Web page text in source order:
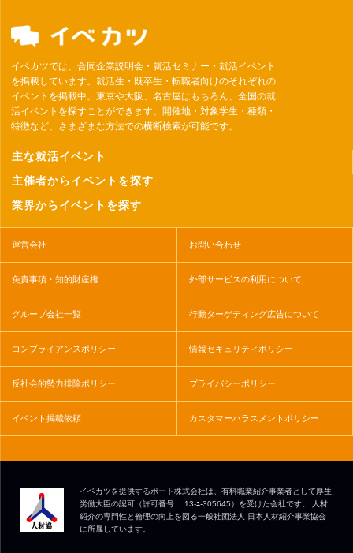
イベカツでは、合同企業説明会・就活セミナー・就活イベント
を掲載しています。就活生・既卒生・転職者向けのそれぞれの
イベントを掲載中。東京や大阪、名古屋はもちろん、全国の就
活イベントを探すことができます。開催地・対象学生・種類・
特徴など、さまざまな方法での横断検索が可能です。
主な就活イベント
主催者からイベントを探す
業界からイベントを探す
運営会社 お問い合わせ
免責事項・知的財産権 外部サービスの利用について
グループ会社一覧 行動ターゲティング広告について
コンプライアンスポリシー 情報セキュリティポリシー
反社会的勢力排除ポリシー プライバシーポリシー
イベント掲載依頼 カスタマーハラスメントポリシー